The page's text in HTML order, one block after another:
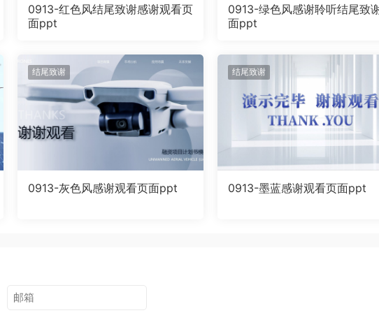
0913-红色风结尾致谢感谢观看页
面ppt
0913-绿色风感谢聆听结尾致
面ppt
结尾致谢
0913-灰色风感谢观看页面ppt
结尾致谢
0913-墨蓝感谢观看页面ppt